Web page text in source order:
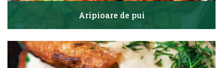
Aripioare de pui